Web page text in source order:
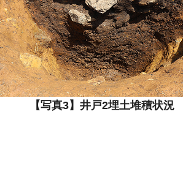
【写真3】井戸2埋土堆積状況